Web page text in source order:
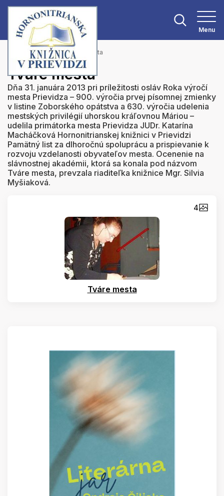
Menu
Hlavná stránka Tváre mesta
Tváre mesta
Dňa 31. januára 2013 pri príležitosti osláv Roka výročí
mesta Prievidza – 900. výročia prvej písomnej zmienky
v listine Zoborského opátstva a 630. výročia udelenia
mestských privilégií uhorskou kráľovnou Máriou –
udelila primátorka mesta Prievidza JUDr. Katarína
Macháčková Hornonitrianskej knižnici v Prievidzi
Pamätný list za dlhoročnú spoluprácu a prispievanie k
rozvoju vzdelanosti obyvateľov mesta. Ocenenie na
slávnostnej akadémii, ktorá sa konala pod názvom
Tváre mesta, prevzala riaditeľka knižnice Mgr. Silvia
Myšiaková.
4
Tváre mesta